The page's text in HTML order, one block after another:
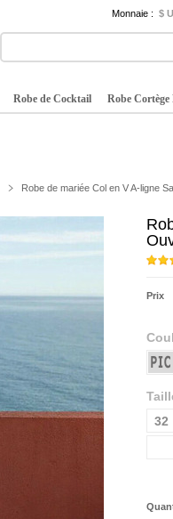
Monnaie : $
Robe de Cocktail Robe Cortège
Robe de mariée Col en V A-ligne
Prix
32